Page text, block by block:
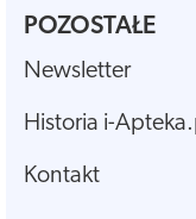
POZOSTAŁE
Newsletter
Historia i-
Kontakt